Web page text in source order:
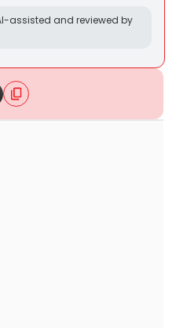
assisted and reviewed by